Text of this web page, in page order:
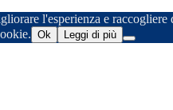
l'esperienza e
Ok Leggi di più